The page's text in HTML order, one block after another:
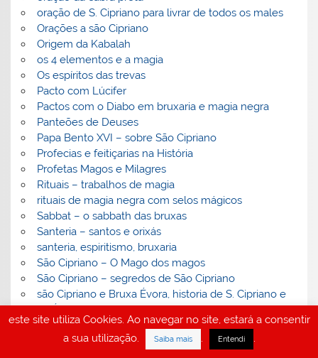
oração de S. Cipriano para livrar de todos os males
Orações a são Cipriano
Origem da Kabalah
os 4 elementos e a magia
Os espíritos das trevas
Pacto com Lúcifer
Pactos com o Diabo em bruxaria e magia negra
Panteões de Deuses
Papa Bento XVI – sobre São Cipriano
Profecias e feitiçarias na História
Profetas Magos e Milagres
Rituais – trabalhos de magia
rituais de magia negra com selos mágicos
Sabbat – o sabbath das bruxas
Santeria – santos e orixás
santeria, espiritismo, bruxaria
São Cipriano – O Mago dos magos
São Cipriano – segredos de São Cipriano
são Cipriano e Bruxa Évora, historia de S. Cipriano e
bruxa Évora
simpatias de amor gratuitas
sintomas de amarração amorosa
este site utiliza Cookies. Ao navegar no site, estará a consentir
a sua utilização.
Saiba mais . Entendi .